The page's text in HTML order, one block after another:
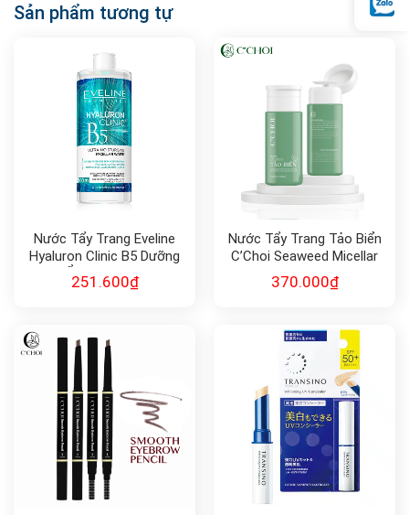
Sản phẩm tương tự
Nước Tẩy Trang Eveline
Hyaluron Clinic B5 Dưỡng
Ẩm Da 500ml
251.600₫
Nước Tẩy Trang Tảo Biển
C’Choi Seaweed Micellar
Water
370.000₫